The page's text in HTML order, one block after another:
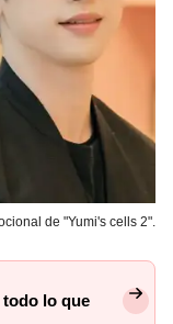
de "Yumi's cells 2".
todo lo que